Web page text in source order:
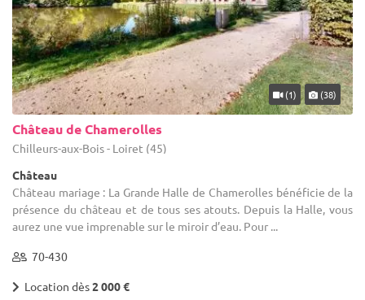
(1) (38)
Château de Chamerolles
Chilleurs-aux-Bois - Loiret (45)
Château
Château mariage : La Grande Halle de Chamerolles bénéficie de la
présence du château et de tous ses atouts. Depuis la Halle, vous
aurez une vue imprenable sur le miroir d’eau. Pour ...
70-430
Location dès2 000 €